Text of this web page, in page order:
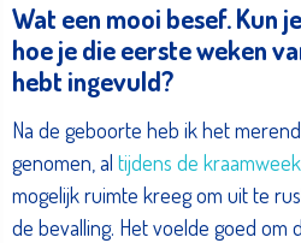
Wat een mooi besef. Kun
hoe je die eerste weken
hebt ingevuld?
Na de geboorte heb ik het
genomen, al tijdens de kraamweek
mogelijk ruimte kreeg om uit te
de bevalling. Het voelde goed om